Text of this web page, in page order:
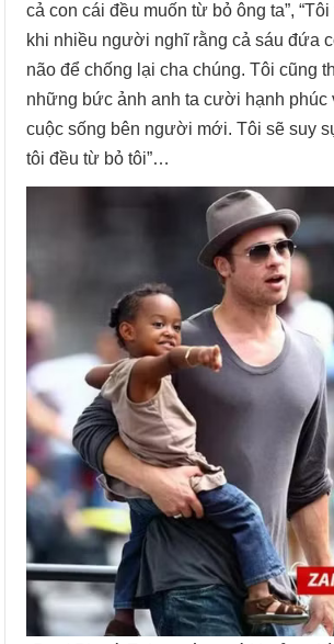
cả con cái đều muốn từ bỏ ông ta”,
khi nhiều người nghĩ rằng cả sáu đứa
não để chống lại cha chúng. Tôi cũng
những bức ảnh anh ta cười hạnh phúc
cuộc sống bên người mới. Tôi sẽ suy
tôi đều từ bỏ tôi”…